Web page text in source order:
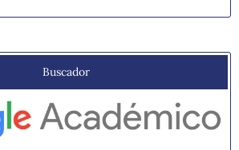
Buscador